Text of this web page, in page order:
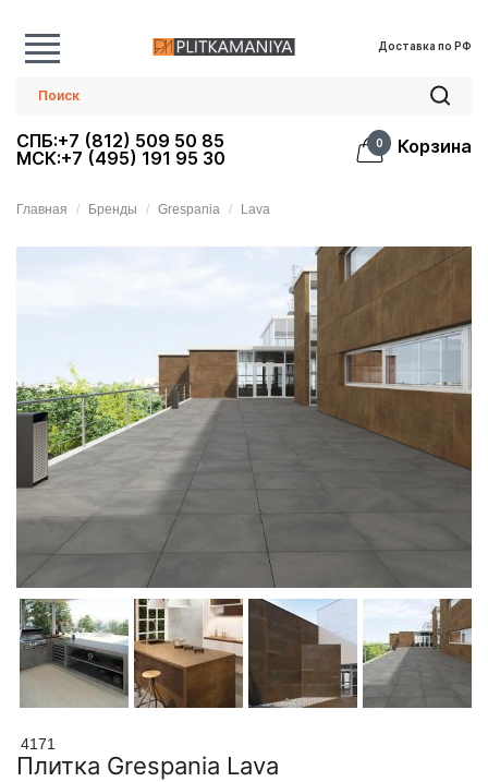
Доставка по РФ
СПБ:+7 (812) 509 50 85
МСК:+7 (495) 191 95 30
0 Корзина
Главная Бренды Grespania Lava
4171
Плитка Grespania Lava